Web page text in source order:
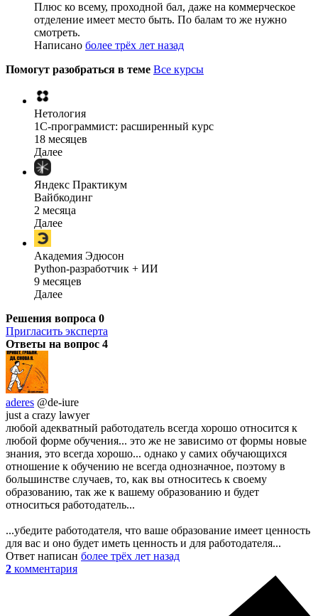
Плюс ко всему, проходной бал, даже на коммерческое
отделение имеет место быть. По балам то же нужно
смотреть.
Написано более трёх лет назад
Помогут разобраться в теме Все курсы
Нетология
1C-программист: расширенный курс
18 месяцев
Далее
Яндекс Практикум
Вайбкодинг
2 месяца
Далее
Академия Эдюсон
Python-разработчик + ИИ
9 месяцев
Далее
Решения вопроса 0
Пригласить эксперта
Ответы на вопрос 4
aderes @de-iure
just a crazy lawyer
любой адекватный работодатель всегда хорошо относится к
любой форме обучения... это же не зависимо от формы новые
знания, это всегда хорошо... однако у самих обучающихся
отношение к обучению не всегда однозначное, поэтому в
большинстве случаев, то, как вы относитесь к своему
образованию, так же к вашему образованию и будет
относиться работодатель...
...убедите работодателя, что ваше образование имеет ценность
для вас и оно будет иметь ценность и для работодателя...
Ответ написан более трёх лет назад
2 комментария